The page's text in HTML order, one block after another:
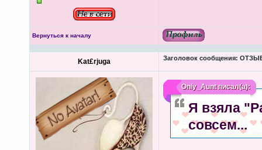
Вернуться к началу
Kat£rjuga Заголовок сообщения:
Only_Auntписал(а):
Я взяла
совсем...